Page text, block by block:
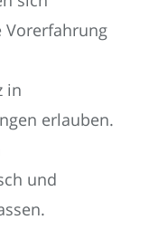
Vorerfahrung
in
erlauben.
und